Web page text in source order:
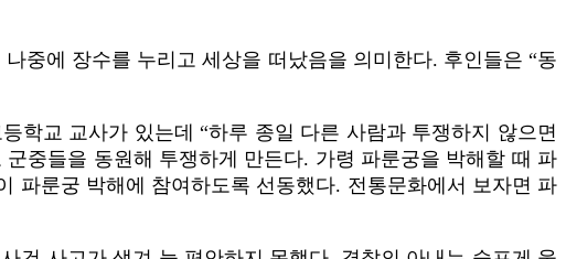
중에 장수를 누리고 세상을 떠났음을 의미한다. 후인들은 “동
학교 교사가 있는데 “하루 종일 다른 사람과 투쟁하지 않으면
중들을 동원해 투쟁하게 만든다. 가령 파룬궁을 박해할 때 파
파룬궁 박해에 참여하도록 선동했다. 전통문화에서 보자면 파